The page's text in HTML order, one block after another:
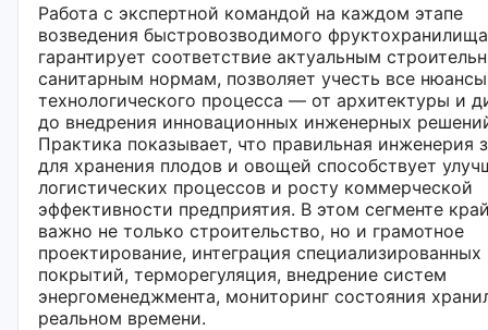
Работа с экспертной командой на каждом этапе
возведения быстровозводимого фруктохранилища
гарантирует соответствие актуальным
санитарным нормам, позволяет учесть все нюансы
технологического процесса — от архитектуры и
до внедрения инновационных инженерных
Практика показывает, что правильная инженерия
для хранения плодов и овощей способствует
логистических процессов и росту коммерческой
эффективности предприятия. В этом сегменте
важно не только строительство, но и грамотное
проектирование, интеграция специализированных
покрытий, терморегуляция, внедрение систем
энергоменеджмента, мониторинг состояния
реальном времени.